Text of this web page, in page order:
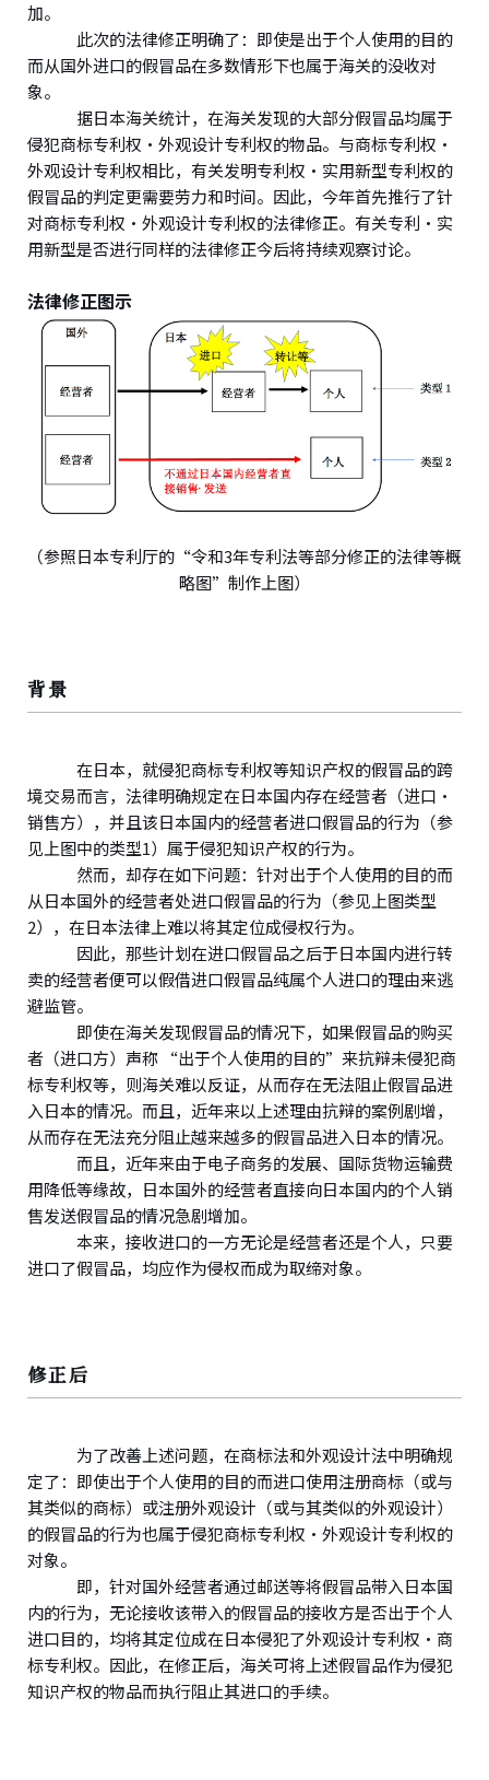
加。
此次的法律修正明确了：即使是出于个人使用的目的
而从国外进口的假冒品在多数情形下也属于海关的没收对
象。
据日本海关统计，在海关发现的大部分假冒品均属于
侵犯商标专利权・外观设计专利权的物品。与商标专利权・
外观设计专利权相比，有关发明专利权・实用新型专利权的
假冒品的判定更需要劳力和时间。因此，今年首先推行了针
对商标专利权・外观设计专利权的法律修正。有关专利・实
用新型是否进行同样的法律修正今后将持续观察讨论。
法律修正图示
（参照日本专利厅的“令和3年专利法等部分修正的法律等概
略图”制作上图）
背景
在日本，就侵犯商标专利权等知识产权的假冒品的跨
境交易而言，法律明确规定在日本国内存在经营者（进口・
销售方），并且该日本国内的经营者进口假冒品的行为（参
见上图中的类型1）属于侵犯知识产权的行为。
然而，却存在如下问题：针对出于个人使用的目的而
从日本国外的经营者处进口假冒品的行为（参见上图类型
2），在日本法律上难以将其定位成侵权行为。
因此，那些计划在进口假冒品之后于日本国内进行转
卖的经营者便可以假借进口假冒品纯属个人进口的理由来逃
避监管。
即使在海关发现假冒品的情况下，如果假冒品的购买
者（进口方）声称 “出于个人使用的目的”来抗辩未侵犯商
标专利权等，则海关难以反证，从而存在无法阻止假冒品进
入日本的情况。而且，近年来以上述理由抗辩的案例剧增，
从而存在无法充分阻止越来越多的假冒品进入日本的情况。
而且，近年来由于电子商务的发展、国际货物运输费
用降低等缘故，日本国外的经营者直接向日本国内的个人销
售发送假冒品的情况急剧增加。
本来，接收进口的一方无论是经营者还是个人，只要
进口了假冒品，均应作为侵权而成为取缔对象。
修正后
为了改善上述问题，在商标法和外观设计法中明确规
定了：即使出于个人使用的目的而进口使用注册商标（或与
其类似的商标）或注册外观设计（或与其类似的外观设计）
的假冒品的行为也属于侵犯商标专利权・外观设计专利权的
对象。
即，针对国外经营者通过邮送等将假冒品带入日本国
内的行为，无论接收该带入的假冒品的接收方是否出于个人
进口目的，均将其定位成在日本侵犯了外观设计专利权・商
标专利权。因此，在修正后，海关可将上述假冒品作为侵犯
知识产权的物品而执行阻止其进口的手续。